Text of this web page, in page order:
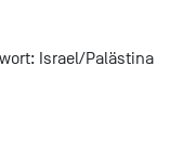
Israel/Palästina